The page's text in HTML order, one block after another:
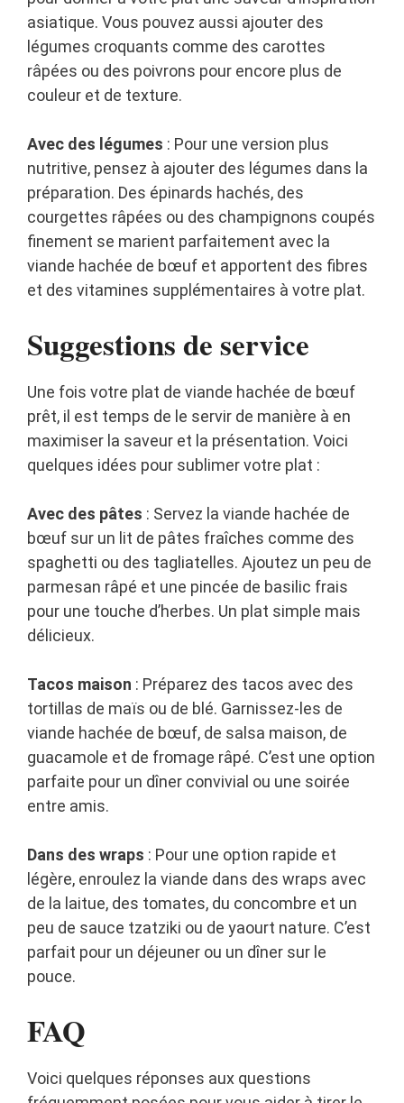
asiatique. Vous pouvez aussi ajouter des
légumes croquants comme des carottes
râpées ou des poivrons pour encore plus de
couleur et de texture.
Avec des légumes : Pour une version plus
nutritive, pensez à ajouter des légumes dans la
préparation. Des épinards hachés, des
courgettes râpées ou des champignons coupés
finement se marient parfaitement avec la
viande hachée de bœuf et apportent des fibres
et des vitamines supplémentaires à votre plat.
Suggestions de service
Une fois votre plat de viande hachée de bœuf
prêt, il est temps de le servir de manière à en
maximiser la saveur et la présentation. Voici
quelques idées pour sublimer votre plat :
Avec des pâtes : Servez la viande hachée de
bœuf sur un lit de pâtes fraîches comme des
spaghetti ou des tagliatelles. Ajoutez un peu de
parmesan râpé et une pincée de basilic frais
pour une touche d’herbes. Un plat simple mais
délicieux.
Tacos maison : Préparez des tacos avec des
tortillas de maïs ou de blé. Garnissez-les de
viande hachée de bœuf, de salsa maison, de
guacamole et de fromage râpé. C’est une option
parfaite pour un dîner convivial ou une soirée
entre amis.
Dans des wraps : Pour une option rapide et
légère, enroulez la viande dans des wraps avec
de la laitue, des tomates, du concombre et un
peu de sauce tzatziki ou de yaourt nature. C’est
parfait pour un déjeuner ou un dîner sur le
pouce.
FAQ
Voici quelques réponses aux questions